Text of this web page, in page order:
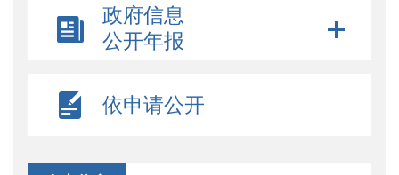
政府信息
公开年报
依申请公开